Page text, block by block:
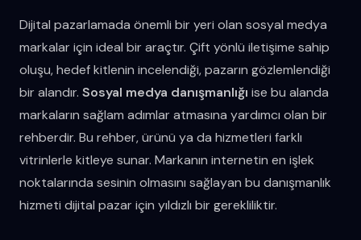
Dijital pazarlamada önemli bir yeri olan sosyal medya
markalar için ideal bir araçtır. Çift yönlü iletişime sahip
oluşu, hedef kitlenin incelendiği, pazarın gözlemlendiği
bir alandır. Sosyal medya danışmanlığı ise bu alanda
markaların sağlam adımlar atmasına yardımcı olan bir
rehberdir. Bu rehber, ürünü ya da hizmetleri farklı
vitrinlerle kitleye sunar. Markanın internetin en işlek
noktalarında sesinin olmasını sağlayan bu danışmanlık
hizmeti dijital pazar için yıldızlı bir gerekliliktir.